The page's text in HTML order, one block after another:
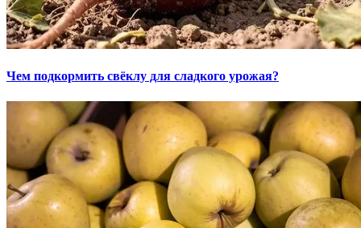
Чем подкормить свёклу для сладкого урожая?